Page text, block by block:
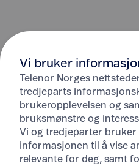
Hjelp
Vi bruker
Telenor Norges
tredjeparts
brukeropplevelsen og
bruksmønstre og
Vi og tredjeparter bruker
informasjonen til å vise
relevante for deg, samt